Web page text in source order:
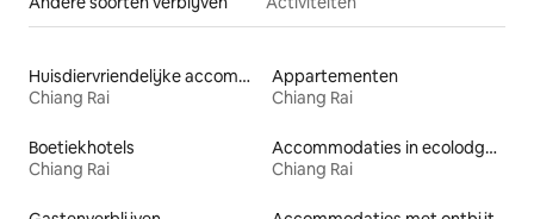
Huisdiervriendelijke accommodaties
Chiang Rai
Appartementen
Chiang Rai
Boetiekhotels
Chiang Rai
Accommodaties in ecolodges
Chiang Rai